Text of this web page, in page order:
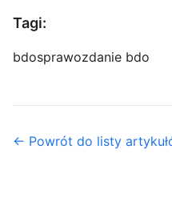
Tagi:
bdosprawozdanie bdo
← Powrót do listy